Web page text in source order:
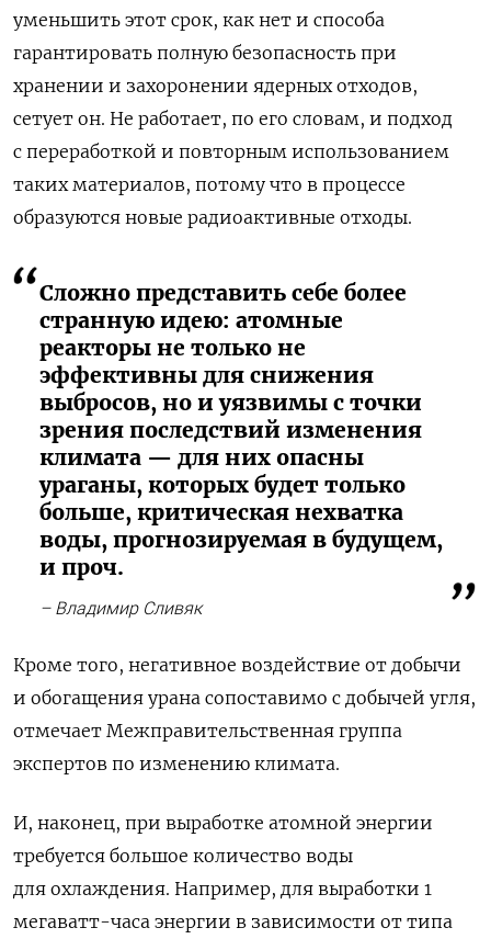
уменьшить этот срок, как нет и способа
гарантировать полную безопасность при
хранении и захоронении ядерных отходов,
сетует он. Не работает, по его словам, и подход
с переработкой и повторным использованием
таких материалов, потому что в процессе
образуются новые радиоактивные отходы.
Сложно представить себе более
странную идею: атомные
реакторы не только не
эффективны для снижения
выбросов, но и уязвимы с точки
зрения последствий изменения
климата — для них опасны
ураганы, которых будет только
больше, критическая нехватка
воды, прогнозируемая в будущем,
и проч.
– Владимир Сливяк
Кроме того, негативное воздействие от добычи
и обогащения урана сопоставимо с добычей угля,
отмечает Межправительственная группа
экспертов по изменению климата.
И, наконец, при выработке атомной энергии
требуется большое количество воды
для охлаждения. Например, для выработки 1
мегаватт-часа энергии в зависимости от типа